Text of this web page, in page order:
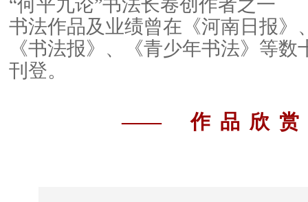
“何平九论”书法长卷创作者之一
书法作品及业绩曾在《河南日报》
《书法报》、《青少年书法》等
刊登。
—— 作 品 欣